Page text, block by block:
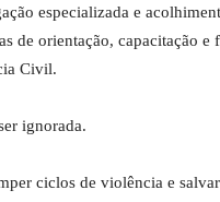
especializada e
de orientação, capacitação
Civil.
ignorada.
ciclos de violência e